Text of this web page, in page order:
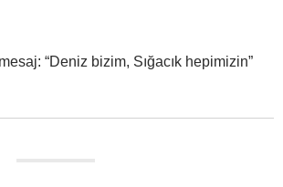
“Deniz bizim, Sığacık hepimizin”